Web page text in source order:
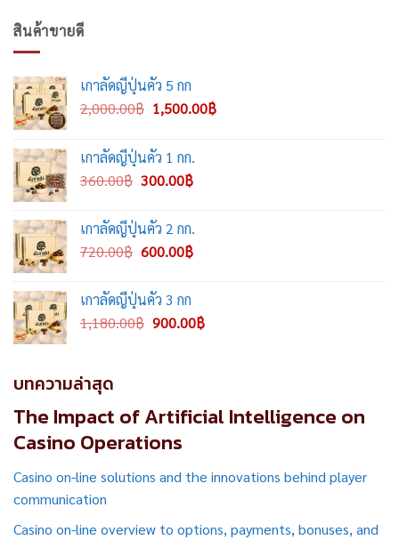
สินค้าขายดี
เกาลัดญี่ปุ่นคั่ว 5 กก
2,000.00฿ Original
was:
2,000.00฿.
1,500.00฿Current
เกาลัดญี่ปุ่นคั่ว 1 กก.
360.00฿ Original
was:
360.00฿.
300.00฿Current
300.00฿.
เกาลัดญี่ปุ่นคั่ว 2 กก.
720.00฿ Original
was:
720.00฿.
600.00฿Current
เกาลัดญี่ปุ่นคั่ว 3 กก
1,180.00฿ Original
900.00฿Current
บทความล่าสุด
The Impact of Artificial Intelligence on
Casino Operations
Casino on-line solutions and the innovations behind player
communication
Casino on-line overview to options, payments, bonuses, and